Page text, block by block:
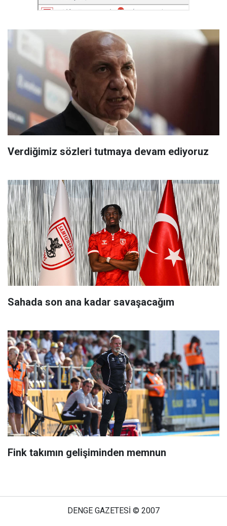
Verdiğimiz sözleri tutmaya devam ediyoruz
Sahada son ana kadar savaşacağım
Fink takımın gelişiminden memnun
DENGE GAZETESİ © 2007